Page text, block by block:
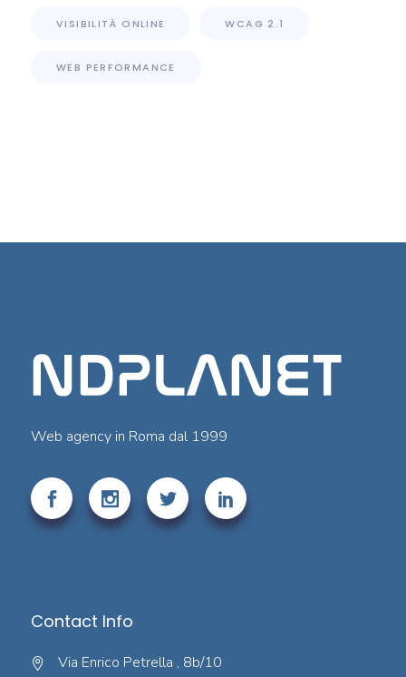
VISIBILITÀ ONLINE WCAG 2.1
WEB PERFORMANCE
Web agency in Roma dal 1999
Contact Info
Via Enrico Petrella , 8b/10